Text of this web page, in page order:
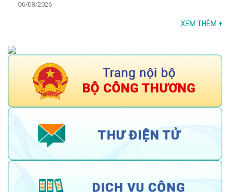
06/08/2026
XEM THÊM +